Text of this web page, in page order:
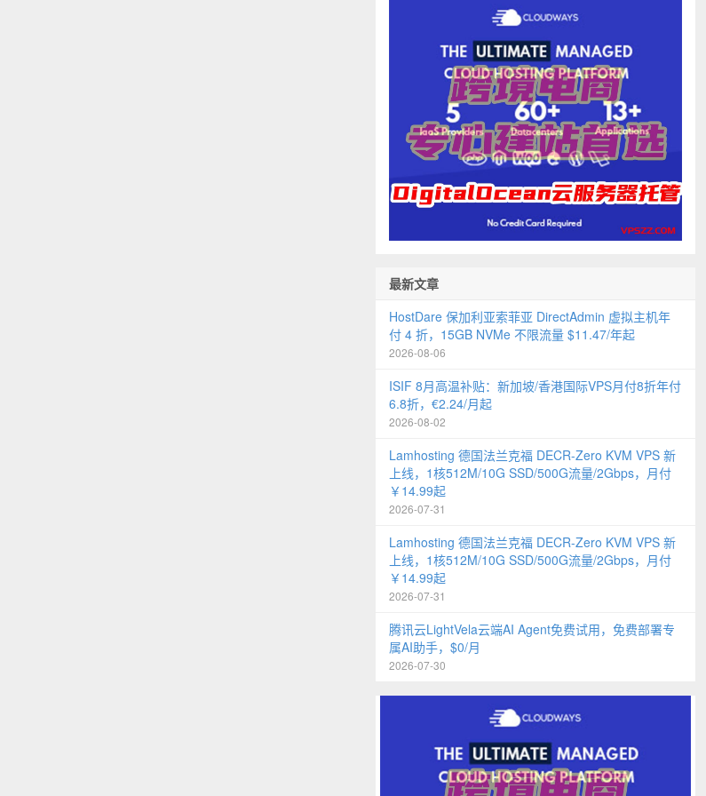
最新文章
HostDare 保加利亚索菲亚 DirectAdmin 虚拟主机年
付 4 折，15GB NVMe 不限流量 $11.47/年起
2026-08-06
ISIF 8月高温补贴：新加坡/香港国际VPS月付8折年付
6.8折，€2.24/月起
2026-08-02
Lamhosting 德国法兰克福 DECR-Zero KVM VPS 新
上线，1核512M/10G SSD/500G流量/2Gbps，月付
￥14.99起
2026-07-31
Lamhosting 德国法兰克福 DECR-Zero KVM VPS 新
上线，1核512M/10G SSD/500G流量/2Gbps，月付
￥14.99起
2026-07-31
腾讯云LightVela云端AI Agent免费试用，免费部署专
属AI助手，$0/月
2026-07-30